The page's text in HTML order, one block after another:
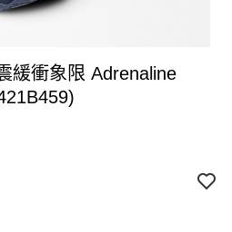
緩衝象限 Adrenaline